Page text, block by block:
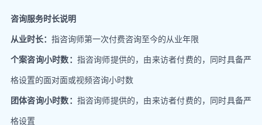
咨询服务时长说明
从业时长： 指咨询师第一次付费咨询至今的从业年限
个案咨询小时数： 指咨询师提供的，由来访者付费的，同时具备严
格设置的面对面或视频咨询小时数
团体咨询小时数： 指咨询师提供的，由来访者付费的，同时具备严
格设置